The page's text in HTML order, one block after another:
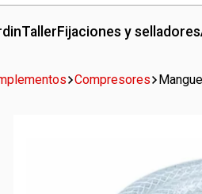
TallerFijaciones y selladores
Compresores